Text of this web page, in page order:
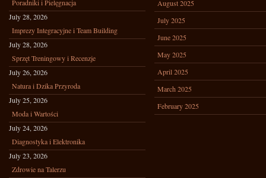
Poradniki i Pielęgnacja
July 28, 2026
Imprezy Integracyjne i Team Building
July 28, 2026
Sprzęt Treningowy i Recenzje
July 26, 2026
Natura i Dzika Przyroda
July 25, 2026
Moda i Wartości
July 24, 2026
Diagnostyka i Elektronika
July 23, 2026
Zdrowie na Talerzu
August 2025
July 2025
June 2025
May 2025
April 2025
March 2025
February 2025